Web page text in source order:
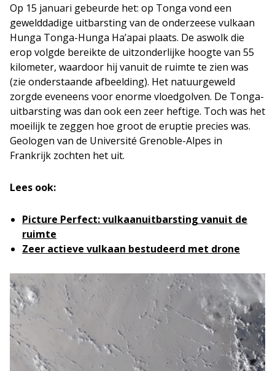
Op 15 januari gebeurde het: op Tonga vond een
gewelddadige uitbarsting van de onderzeese vulkaan
Hunga Tonga-Hunga Ha’apai plaats. De aswolk die
erop volgde bereikte de uitzonderlijke hoogte van 55
kilometer, waardoor hij vanuit de ruimte te zien was
(zie onderstaande afbeelding). Het natuurgeweld
zorgde eveneens voor enorme vloedgolven. De Tonga-
uitbarsting was dan ook een zeer heftige. Toch was het
moeilijk te zeggen hoe groot de eruptie precies was.
Geologen van de Université Grenoble-Alpes in
Frankrijk zochten het uit.
Lees ook:
Picture Perfect: vulkaanuitbarsting vanuit de
ruimte
Zeer actieve vulkaan bestudeerd met drone